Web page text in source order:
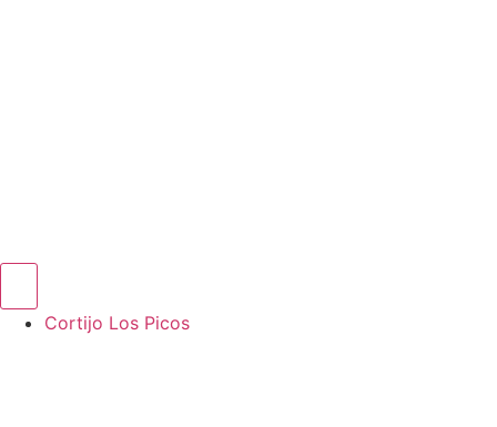
Cortijo Los Picos